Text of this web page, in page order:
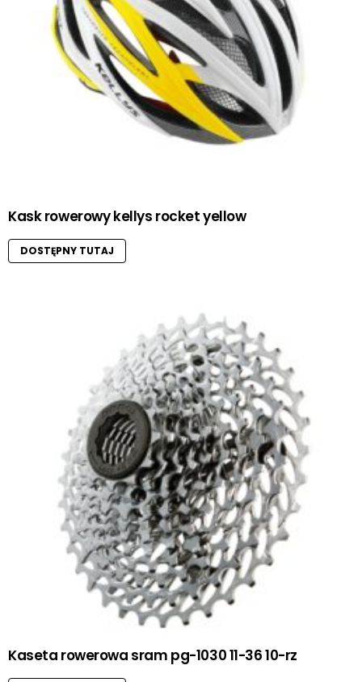
Kask rowerowy kellys rocket yellow
DOSTĘPNY TUTAJ
Kaseta rowerowa sram pg-1030 11-36 10-rz